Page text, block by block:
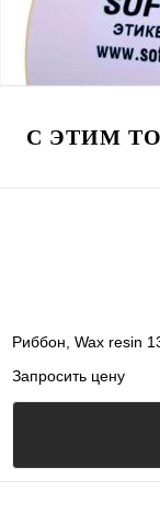
С ЭТИМ
Риббон, Wax resin
Запросить цену